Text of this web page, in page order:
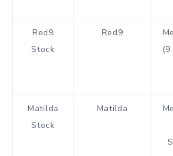
Red9
Stock
Red9
Matilda
Stock
Matilda